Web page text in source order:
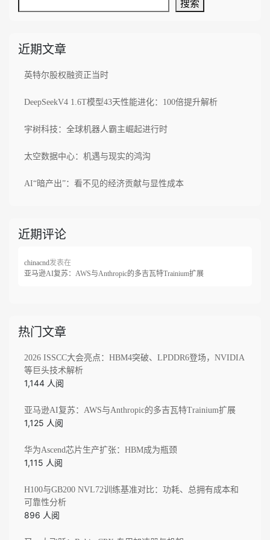
搜索
近期文章
英特尔股权融资正当时
DeepSeekV4 1.6T模型43天性能进化：100倍提升解析
宇树科技：全球机器人霸主崛起进行时
太空数据中心：机遇与现实的鸿沟
AI“暗产出”：看不见的经济贡献与显性成本
近期评论
chinacnd发表在
亚马逊AI复苏：AWS与Anthropic的多吉瓦特Trainium扩展
热门文章
2026 ISSCC大会亮点：HBM4突破、LPDDR6登场，NVIDIA
等巨头技术解析
1,144 人阅
亚马逊AI复苏：AWS与Anthropic的多吉瓦特Trainium扩展
1,125 人阅
华为Ascend芯片生产扩张：HBM成为瓶颈
1,115 人阅
H100与GB200 NVL72训练基准对比：功耗、总拥有成本和
可靠性分析
896 人阅